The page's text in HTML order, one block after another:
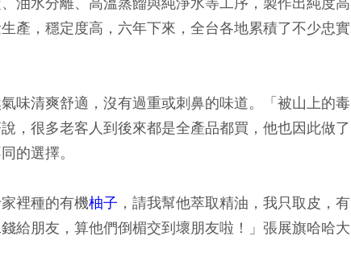
產，穩定度高，六年下來，全台各地累積了不少忠實
味清爽舒適，沒有過重或刺鼻的味道。「被山上的毒
，很多老客人到後來都是全產品都買，他也因此做了
的選擇。
裡種的有機柚子 ，請我幫他萃取精油，我只取皮，有
給朋友，算他們倒楣交到壞朋友啦！」張展旗哈哈大